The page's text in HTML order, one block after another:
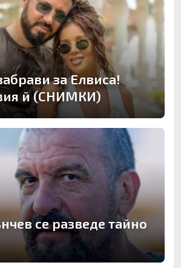
за Елвиса!
й (СНИМКИ)
се разведе тайно